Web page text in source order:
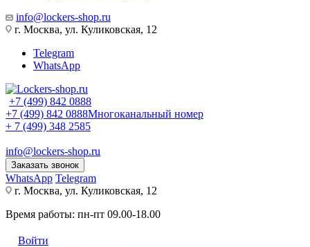
info@lockers-shop.ru
г. Москва, ул. Куликовская, 12
Telegram
WhatsApp
+7 (499) 842 0888
+7 (499) 842 0888Многоканальный номер
+ 7 (499) 348 2585
info@lockers-shop.ru
Заказать звонок
WhatsApp Telegram
г. Москва, ул. Куликовская, 12
Время работы: пн-пт 09.00-18.00
Войти